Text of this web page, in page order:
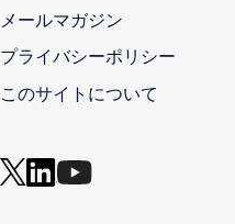
メールマガジン
プライバシーポリシー
このサイトについて